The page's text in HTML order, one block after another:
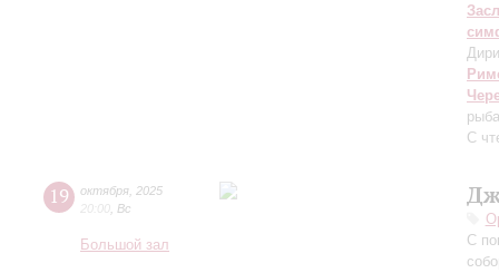
С
19 октября 2025
20:00 Вс
Большой зал
C